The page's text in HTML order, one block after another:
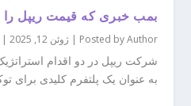
بمب خبری که قیمت ریپل را
Posted byAuthor
|ژوئن 12, 2025
شرکت ریپل در دو اقدام
به عنوان یک پلتفرم کلیدی برای